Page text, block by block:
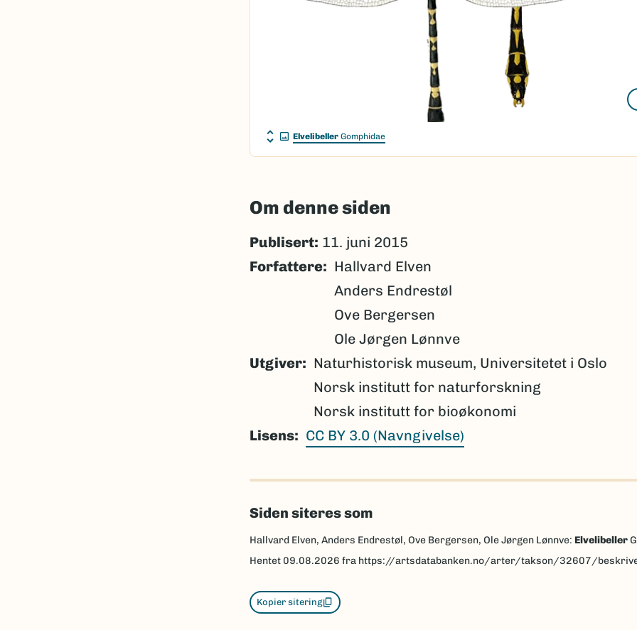
ElvelibellerGomphidae
Om denne siden
Publisert: 11. juni 2015
Forfattere
Hallvard Elven
Anders Endrestøl
Ove Bergersen
Ole Jørgen Lønnve
Utgiver
Naturhistorisk museum, Universitetet i Oslo
Norsk institutt for naturforskning
Norsk institutt for bioøkonomi
Lisens
CC BY 3.0 (Navngivelse)
Siden siteres som
Hallvard Elven, Anders Endrestøl, Ove Bergersen, Ole Jørgen Lønnve: Elvelibeller
Hentet 09.08.2026 fra https://artsdatabanken.no/arter/takson/32607/
Kopier sitering